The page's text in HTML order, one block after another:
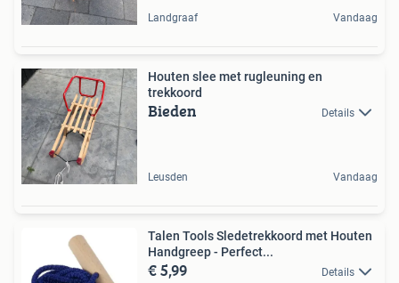
Landgraaf Vandaag
Houten slee met rugleuning en
trekkoord
Bieden Details
Leusden Vandaag
Talen Tools Sledetrekkoord met Houten
Handgreep - Perfect...
€ 5,99 Details